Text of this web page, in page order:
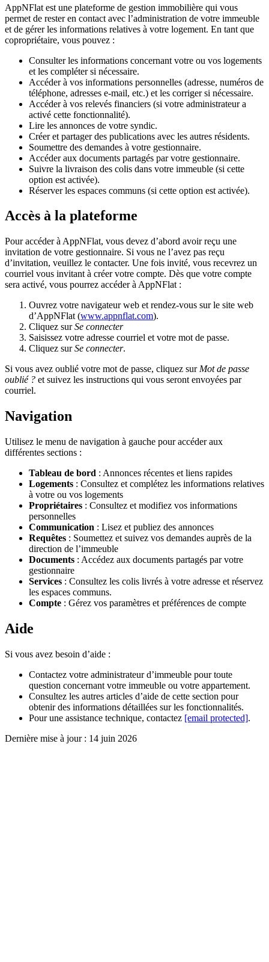
AppNFlat est une plateforme de gestion immobilière qui vous
permet de rester en contact avec l’administration de votre immeuble
et de gérer les informations relatives à votre logement. En tant que
copropriétaire, vous pouvez :
Consulter les informations concernant votre ou vos logements
et les compléter si nécessaire.
Accéder à vos informations personnelles (adresse, numéros de
téléphone, adresses e-mail, etc.) et les corriger si nécessaire.
Accéder à vos relevés financiers (si votre administrateur a
activé cette fonctionnalité).
Lire les annonces de votre syndic.
Créer et partager des publications avec les autres résidents.
Soumettre des demandes à votre gestionnaire.
Accéder aux documents partagés par votre gestionnaire.
Suivre la livraison des colis dans votre immeuble (si cette
option est activée).
Réserver les espaces communs (si cette option est activée).
Accès à la plateforme
Pour accéder à AppNFlat, vous devez d’abord avoir reçu une
invitation de votre gestionnaire. Si vous ne l’avez pas reçu
d’invitation, veuillez le contacter. Une fois invité, vous recevrez un
courriel vous invitant à créer votre compte. Dès que votre compte
sera activé, vous pourrez accéder à AppNFlat :
Ouvrez votre navigateur web et rendez-vous sur le site web
d’AppNFlat (www.appnflat.com).
Cliquez surSe connecter
Saisissez votre adresse courriel et votre mot de passe.
Cliquez surSe connecter.
Si vous avez oublié votre mot de passe, cliquez sur Mot de passe
oublié ? et suivez les instructions qui vous seront envoyées par
courriel.
Navigation
Utilisez le menu de navigation à gauche pour accéder aux
différentes sections :
Tableau de bord : Annonces récentes et liens rapides
Logements : Consultez et complétez les informations relatives
à votre ou vos logements
Propriétaires : Consultez et modifiez vos informations
personnelles
Communication : Lisez et publiez des annonces
Requêtes : Soumettez et suivez vos demandes auprès de la
direction de l’immeuble
Documents : Accédez aux documents partagés par votre
gestionnaire
Services : Consultez les colis livrés à votre adresse et réservez
les espaces communs.
Compte : Gérez vos paramètres et préférences de compte
Aide
Si vous avez besoin d’aide :
Contactez votre administrateur d’immeuble pour toute
question concernant votre immeuble ou votre appartement.
Consultez les autres articles d’aide de cette section pour
obtenir des informations détaillées sur les fonctionnalités.
Pour une assistance technique, contactez [email protected].
Dernière mise à jour : 14 juin 2026